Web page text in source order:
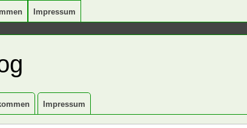
Impressum
Impressum